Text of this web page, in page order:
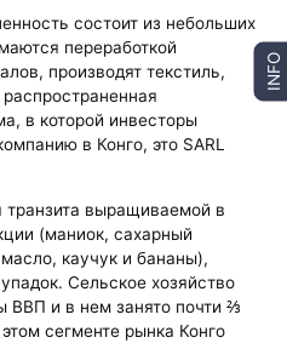
состоит из небольших
переработкой
производят текстиль,
в которой инвесторы
в Конго, это SARL
транзита выращиваемой в
(маниок, сахарный
каучук и бананы),
Сельское хозяйство
ВВП и в нем занято почти ⅔
сегменте рынка Конго
INFO